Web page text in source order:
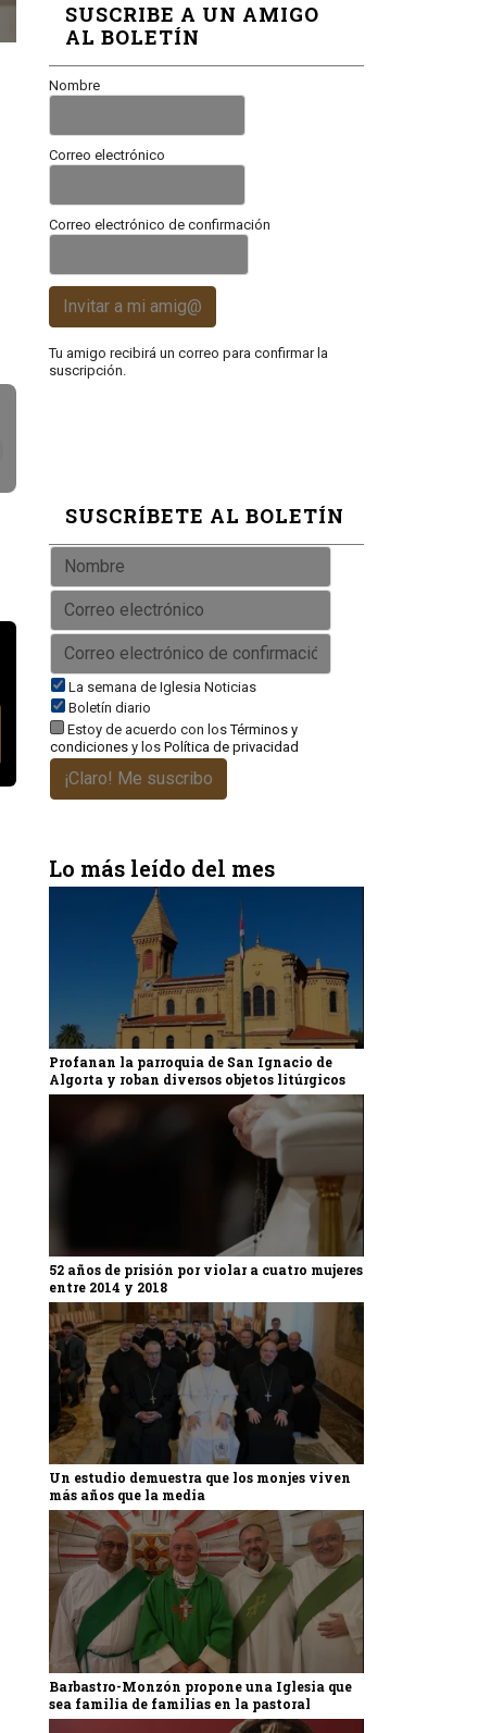
SUSCRIBE A UN AMIGO
AL BOLETÍN
Nombre
Correo electrónico
Correo electrónico de confirmación
Invitar a mi amig@
Tu amigo recibirá un correo para confirmar la
suscripción.
SUSCRÍBETE AL BOLETÍN
La semana de Iglesia Noticias
Boletín diario
Estoy de acuerdo con losTérminos y
condiciones y los Política de privacidad
¡Claro! Me suscribo
Lo más leído del mes
Profanan la parroquia de San Ignacio de
Algorta y roban diversos objetos litúrgicos
52 años de prisión por violar a cuatro mujeres
entre 2014 y 2018
Un estudio demuestra que los monjes viven
más años que la media
Barbastro-Monzón propone una Iglesia que
sea familia de familias en la pastoral